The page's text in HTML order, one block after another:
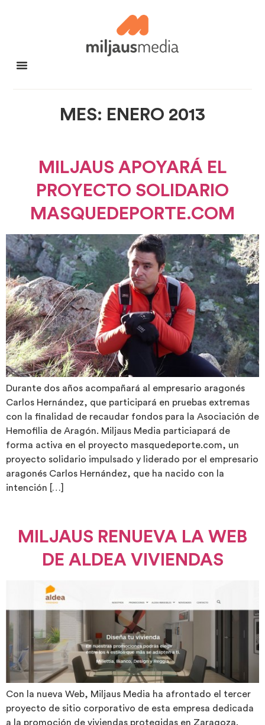
MES: ENERO 2013
MILJAUS APOYARÁ EL
PROYECTO SOLIDARIO
MASQUEDEPORTE.COM
Durante dos años acompañará al empresario aragonés
Carlos Hernández, que participará en pruebas extremas
con la finalidad de recaudar fondos para la Asociación de
Hemofilia de Aragón. Miljaus Media particiapará de
forma activa en el proyecto masquedeporte.com, un
proyecto solidario impulsado y liderado por el empresario
aragonés Carlos Hernández, que ha nacido con la
intención […]
MILJAUS RENUEVA LA WEB
DE ALDEA VIVIENDAS
Con la nueva Web, Miljaus Media ha afrontado el tercer
proyecto de sitio corporativo de esta empresa dedicada
a la promoción de viviendas protegidas en Zaragoza.